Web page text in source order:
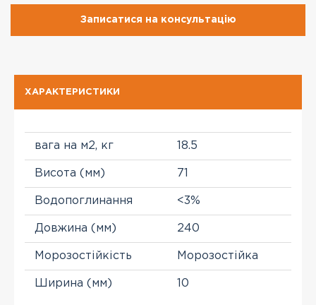
Записатися на консультацію
ХАРАКТЕРИСТИКИ
вага на м2, кг 18.5
Висота (мм) 71
Водопоглинання <3%
Довжина (мм) 240
Морозостійкість Морозостійка
Ширина (мм) 10